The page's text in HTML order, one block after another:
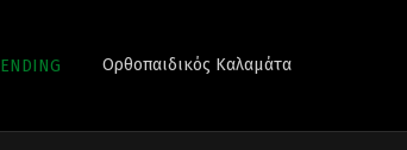
ΠΑΝΑΘΗΝΑΙΚΟΣ ΑΥΛΩΝΑ